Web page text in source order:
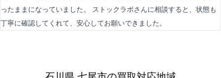
ったままになっていました。 ストックラボさんに相談すると、状態も
丁寧に確認してくれて、安心してお願いできました。